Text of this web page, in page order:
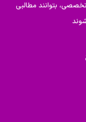
بتوانند مطالبی